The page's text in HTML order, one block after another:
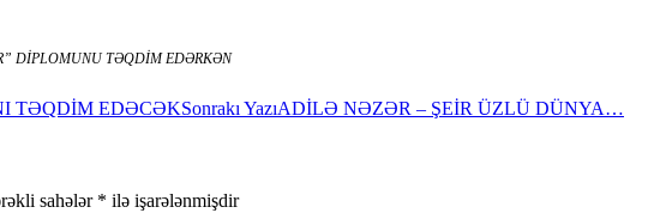
DİPLOMUNU TƏQDİM EDƏRKƏN
TƏQDİM EDƏCƏKSonrakı YazıADİLƏ NƏZƏR – ŞEİR ÜZLÜ DÜNYA…
sahələr * ilə işarələnmişdir